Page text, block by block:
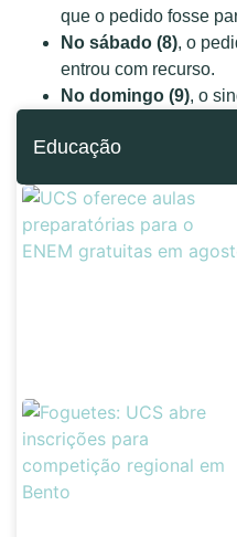
que o pedido fosse
No sábado (8), o
entrou com recurso.
No domingo (9), o
Educação